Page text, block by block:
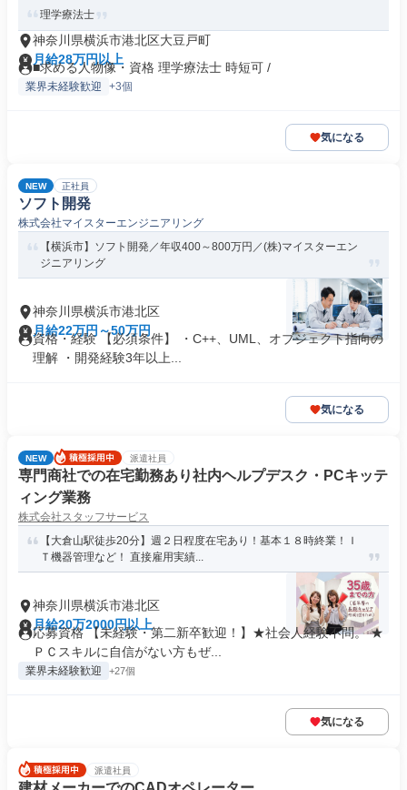
理学療法士
神奈川県横浜市港北区大豆戸町
月給28万円以上
■求める人物像・資格 理学療法士 時短可 /
業界未経験歓迎 +3個
気になる
NEW 正社員
ソフト開発
株式会社マイスターエンジニアリング
【横浜市】ソフト開発／年収400～800万円／(株)マイスターエン
ジニアリング
神奈川県横浜市港北区
月給22万円～50万円
資格・経験 【必須条件】 ・C++、UML、オブジェクト指向の
理解 ・開発経験3年以上...
気になる
NEW 派遣社員
専門商社での在宅勤務あり社内ヘルプデスク・PCキッテ
ィング業務
株式会社スタッフサービス
【大倉山駅徒歩20分】週２日程度在宅あり！基本１８時終業！Ｉ
Ｔ機器管理など！ 直接雇用実績...
神奈川県横浜市港北区
月給20万2000円以上
応募資格 【未経験・第二新卒歓迎！】★社会人経験不問。 ★
ＰＣスキルに自信がない方もぜ...
業界未経験歓迎 +27個
気になる
派遣社員